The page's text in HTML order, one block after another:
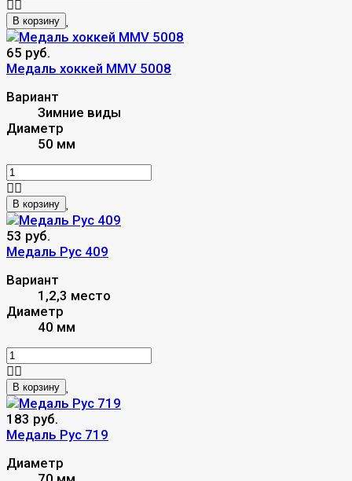
В корзину
65 руб.
Медаль хоккей MMV 5008
Вариант
Зимние виды
Диаметр
50 мм
В корзину
53 руб.
Медаль Рус 409
Вариант
1,2,3 место
Диаметр
40 мм
В корзину
183 руб.
Медаль Рус 719
Диаметр